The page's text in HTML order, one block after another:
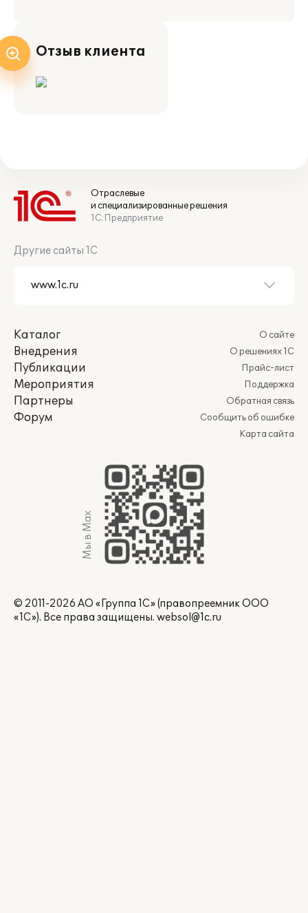
Отзыв клиента
Отраслевые
и специализированные решения
1С:Предприятие
Другие сайты 1С
Каталог
Внедрения
Публикации
Мероприятия
Партнеры
Форум
О сайте
О решениях 1С
Прайс-лист
Поддержка
Обратная связь
Сообщить об ошибке
Карта сайта
Мы в Max
© 2011-2026 АО «Группа 1С» (правопреемник ООО
«1С»). Все права защищены. websol@1c.ru